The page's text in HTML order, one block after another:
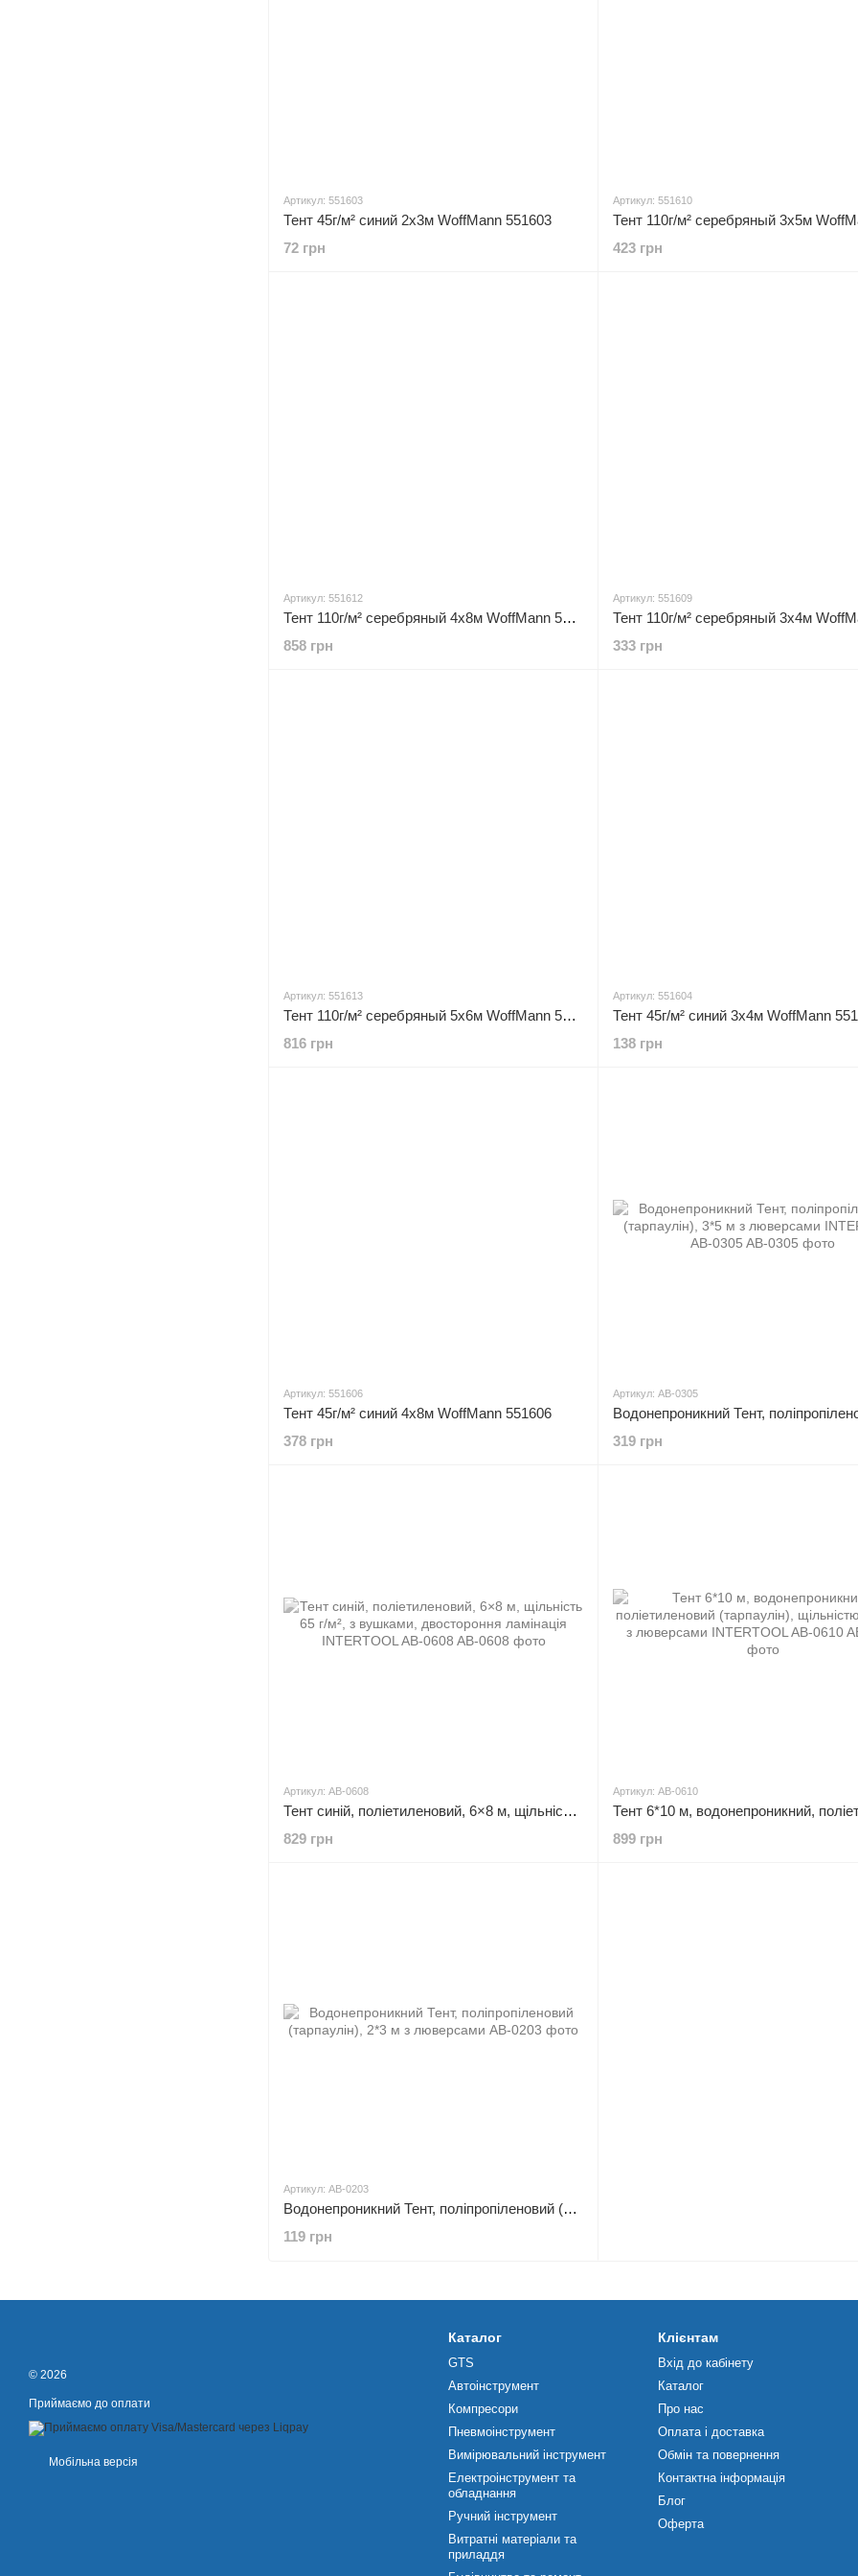
Артикул: 551603
Тент 45г/м² синий 2х3м WoffMann 551603
72 грн
Артикул: 551610
423 грн
Артикул: 551612
Тент 110г/м² серебряный 4х8м WoffMann 551612
858 грн
Артикул: 551609
333 грн
Артикул: 551613
Тент 110г/м² серебряный 5х6м WoffMann 551613
816 грн
Артикул: 551604
Тент 45г/м² синий 3х4м WoffMann
138 грн
Артикул: 551606
Тент 45г/м² синий 4х8м WoffMann 551606
378 грн
Артикул: AB-0305
319 грн
Артикул: AB-0608
Тент синій, поліетиленовий, 6×8 м, щільність 65 г/м², з вушками, двостороння ламінація INTERTOOL AB-0608
829 грн
Артикул: AB-0610
899 грн
Артикул: AB-0203
Водонепроникний Тент, поліпропіленовий (тарпаулін), 2*3 м з люверсами
119 грн
© 2026
Приймаємо до оплати
Мобільна версія
Каталог
GTS
Автоінструмент
Компресори
Пневмоінструмент
Вимірювальний інструмент
Електроінструмент та
обладнання
Ручний інструмент
Витратні матеріали та
приладдя
Клієнтам
Вхід до кабінету
Каталог
Про нас
Оплата і доставка
Обмін та повернення
Контактна інформація
Блог
Оферта